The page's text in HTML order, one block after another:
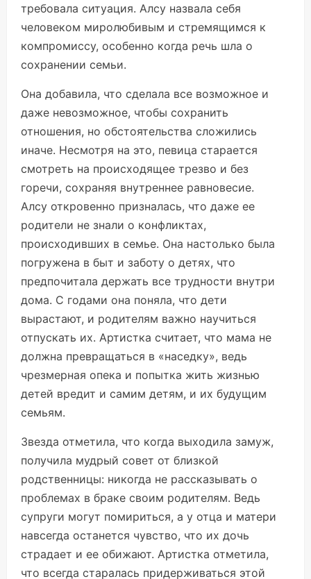
требовала ситуация. Алсу назвала себя
человеком миролюбивым и стремящимся к
компромиссу, особенно когда речь шла о
сохранении семьи.
Она добавила, что сделала все возможное и
даже невозможное, чтобы сохранить
отношения, но обстоятельства сложились
иначе. Несмотря на это, певица старается
смотреть на происходящее трезво и без
горечи, сохраняя внутреннее равновесие.
Алсу откровенно призналась, что даже ее
родители не знали о конфликтах,
происходивших в семье. Она настолько была
погружена в быт и заботу о детях, что
предпочитала держать все трудности внутри
дома. С годами она поняла, что дети
вырастают, и родителям важно научиться
отпускать их. Артистка считает, что мама не
должна превращаться в «наседку», ведь
чрезмерная опека и попытка жить жизнью
детей вредит и самим детям, и их будущим
семьям.
Звезда отметила, что когда выходила замуж,
получила мудрый совет от близкой
родственницы: никогда не рассказывать о
проблемах в браке своим родителям. Ведь
супруги могут помириться, а у отца и матери
навсегда останется чувство, что их дочь
страдает и ее обижают. Артистка отметила,
что всегда старалась придерживаться этой